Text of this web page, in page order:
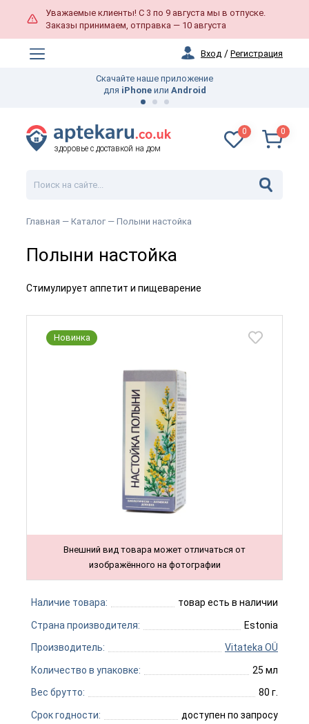
Уважаемые клиенты! С 3 по 9 августа мы в отпуске.
Заказы принимаем, отправка — 10 августа
Вход / Регистрация
Скачайте наше приложение
для iPhone или Android
здоровье с доставкой на дом
0 0
Главная — Каталог — Полыни настойка
Полыни настойка
Стимулирует аппетит и пищеварение
Новинка
Внешний вид товара может отличаться от
изображённого на фотографии
Наличие товара: товар есть в наличии
Страна производителя: Estonia
Производитель: Vitateka OÜ
Количество в упаковке: 25 мл
Вес брутто: 80 г.
Срок годности: доступен по запросу